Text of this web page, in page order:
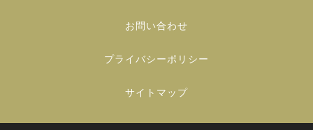
お問い合わせ
プライバシーポリシー
サイトマップ